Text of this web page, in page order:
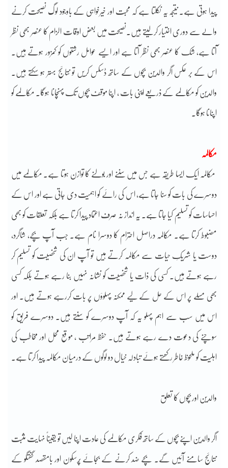
پیدا ہوتی ہے۔ نتیجہ یہ نکلتا ہے کہ محبت اور خیرخواہی کے باوجود لوگ نصیحت کرنے
والے سے دوری اختیار کرلیتے ہیں۔نصیحت میں بعض اوقات الزام کا عنصر بھی نظر
آتا ہے، شک کا عنصر بھی نظر آتا ہے اور ایسے عوامل رشتوں کو کمزور ہوتے ہیں۔
اس کے بر عکس اگر والدین بچوں کے ساتھ ڈسکس کریں تو نتائج بہتر ہو سکتے ہیں۔
والدین کو مکالمے کے ذریعے اپنی بات ، اپنا موقف بچوں تک پہنچانا ہوگا۔ مکالمے کو
اپنانا ہوگا۔
مکالمہ
‎ مکالمہ ایک ایسا طریقہ ہے جس میں سننے اور بولنے کا توازن ہوتا ہے۔ مکالمے میں
دوسرے کی بات کو سنا جاتا ہے، اس کی رائے کو اہمیت دی جاتی ہے اور اس کے
احساسات کو تسلیم کیا جاتا ہے۔ یہ انداز نہ صرف اعتماد پیدا کرتا ہے بلکہ تعلقات کو بھی
مضبوط کرتا ہے۔ مکالمہ دراصل احترام کا دوسرا نام ہے۔ جب آپ بچے، شاگرد،
دوست یا شریکِ حیات سے مکالمہ کرتے ہیں تو آپ ان کی شخصیت کو تسلیم کر
رہے ہوتے ہیں۔ کسی کی ذات یا شخصیت کو نشانہ نہیں بنا رہے ہوتے بلکہ کسی
بھی مسلے پر اس کے حل کے لیے ممکنہ پہلوؤں پر بات کررہے ہوتے ہیں۔ اور
اس میں سب سے اہم پہلو یہ کہ آپ دوسرے کو سنتے ہیں۔ دوسرے فریق کو
سوچنے کی دعوت دے رہے ہوتے ہیں۔ حفظ مراتب ، موقع محل اور مخاطب کی
اہلیت کو ملحوظ خاطر رکھتے ہوئے تبادلہ خیال دو لوگوں کے درمیان مکالمہ پیدا کرتا ہے۔
‎اگر والدین اپنے بچوں کے ساتھ فکری مکالمے کی عادت اپنا لیں تو یقیناً نہایت مثبت
نتائج سامنے آئیں گے۔ بچے ضد کرنے کے بجائے پُرسکون اور بامقصد گفتگو کے